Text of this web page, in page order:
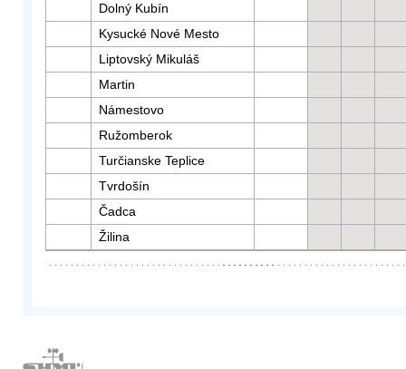
Dolný Kubín
Kysucké Nové Mesto
Liptovský Mikuláš
Martin
Námestovo
Ružomberok
Turčianske Teplice
Tvrdošín
Čadca
Žilina